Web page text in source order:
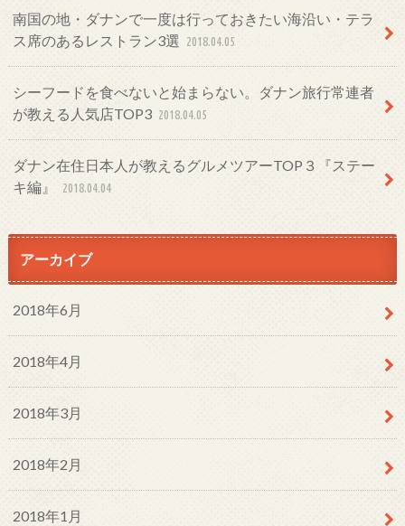
南国の地・ダナンで一度は行っておきたい海沿い・テラ
ス席のあるレストラン3選 2018.04.05
シーフードを食べないと始まらない。ダナン旅行常連者
が教える人気店TOP3 2018.04.05
ダナン在住日本人が教えるグルメツアーTOP３『ステー
キ編』
2018.04.04
アーカイブ
2018年6月
2018年4月
2018年3月
2018年2月
2018年1月